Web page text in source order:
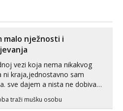
malo nježnosti i
vezi koja nema nikakvog
ni kraja,jednostavno sam
sve dajem a nista ne dobivam
moje potrebe,ne trazim puno
traži mušku osobu